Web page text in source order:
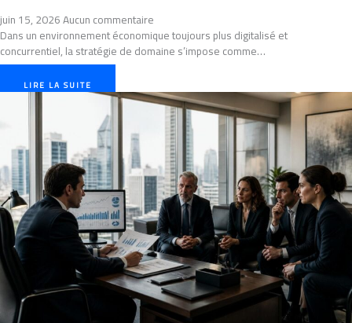
juin 15, 2026Aucun commentaire
Dans un environnement économique toujours plus digitalisé et
concurrentiel, la stratégie de domaine s’impose comme…
LIRE LA SUITE